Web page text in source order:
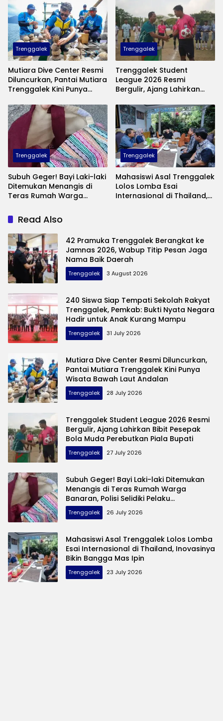
Trenggalek
Mutiara Dive Center Resmi
Diluncurkan, Pantai Mutiara
Trenggalek Kini Punya
Andalan
Trenggalek
Trenggalek Student
League 2026 Resmi
Bergulir, Ajang Lahirkan
Perebutkan Piala Bupati
Trenggalek
Subuh Geger! Bayi Laki-laki
Ditemukan Menangis di
Teras Rumah Warga
Pelaku Pembuangan
Trenggalek
Mahasiswi Asal Trenggalek
Lolos Lomba Esai
Internasional di Thailand,
Read Also
42 Pramuka Trenggalek Berangkat ke
Jamnas 2026, Wabup Titip Pesan Jaga
Nama Baik Daerah
Trenggalek 3 August 2026
240 Siswa Siap Tempati Sekolah Rakyat
Trenggalek, Pemkab: Bukti Nyata Negara
Hadir untuk Anak Kurang Mampu
Trenggalek 31 July 2026
Mutiara Dive Center Resmi Diluncurkan,
Pantai Mutiara Trenggalek Kini Punya
Wisata Bawah Laut Andalan
Trenggalek 28 July 2026
Trenggalek Student League 2026 Resmi
Bergulir, Ajang Lahirkan Bibit Pesepak
Bola Muda Perebutkan Piala Bupati
Trenggalek 27 July 2026
Subuh Geger! Bayi Laki-laki Ditemukan
Menangis di Teras Rumah Warga
Banaran, Polisi Selidiki Pelaku
Pembuangan
Trenggalek 26 July 2026
Mahasiswi Asal Trenggalek Lolos Lomba
Esai Internasional di Thailand, Inovasinya
Bikin Bangga Mas Ipin
Trenggalek 23 July 2026